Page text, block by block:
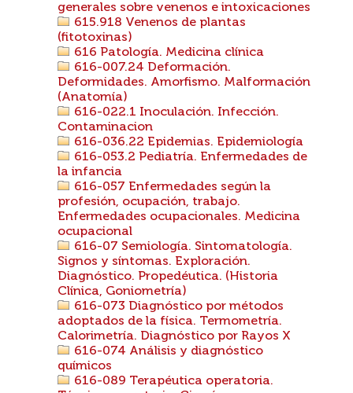
generales sobre venenos e intoxicaciones
615.918 Venenos de plantas
(fitotoxinas)
616 Patología. Medicina clínica
616-007.24 Deformación.
Deformidades. Amorfismo. Malformación
(Anatomía)
616-022.1 Inoculación. Infección.
Contaminacion
616-036.22 Epidemias. Epidemiología
616-053.2 Pediatría. Enfermedades de
la infancia
616-057 Enfermedades según la
profesión, ocupación, trabajo.
Enfermedades ocupacionales. Medicina
ocupacional
616-07 Semiología. Sintomatología.
Signos y síntomas. Exploración.
Diagnóstico. Propedéutica. (Historia
Clínica, Goniometría)
616-073 Diagnóstico por métodos
adoptados de la física. Termometría.
Calorimetría. Diagnóstico por Rayos X
616-074 Análisis y diagnóstico
químicos
616-089 Terapéutica operatoria.